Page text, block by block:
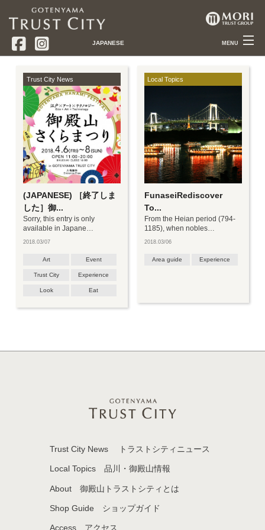
JAPANESE MENU
Local Topics 品川・御殿山情報
御殿山トラストシティとは
Gotenyama Trust City
Gotenyama Trust Tower
Gotenyama Trust Court
Gotenyama Garden
Ujian Tea House
Tokyo Marriott Hotel
Lounge & Dining G / Pastry & Bakery GGCo.
Shop Guide ショップガイド
Accessアクセス
Trust City News
(JAPANESE) ［終了しま
した］御...
Sorry, this entry is only
available in Japane…
2018.03/07
Art Event
Trust City Experience
Look Eat
Local Topics
FunaseiRediscover
To...
From the Heian period (794-
1185), when nobles…
2018.03/06
Area guide Experience
Trust City News トラストシティニュース
Local Topics 品川・御殿山情報
About 御殿山トラストシティとは
Shop Guide ショップガイド
Access アクセス